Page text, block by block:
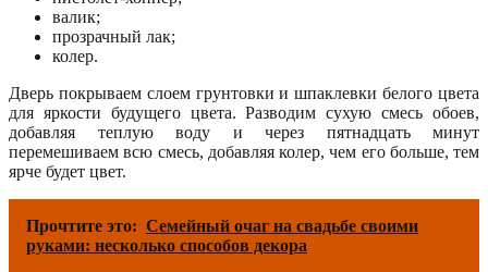
валик;
прозрачный лак;
колер.
Дверь покрываем слоем грунтовки и шпаклевки белого цвета
для яркости будущего цвета. Разводим сухую смесь обоев,
добавляя теплую воду и через пятнадцать минут
перемешиваем всю смесь, добавляя колер, чем его больше, тем
ярче будет цвет.
Прочтите это: Семейный очаг на свадьбе своими
руками: несколько способов декора